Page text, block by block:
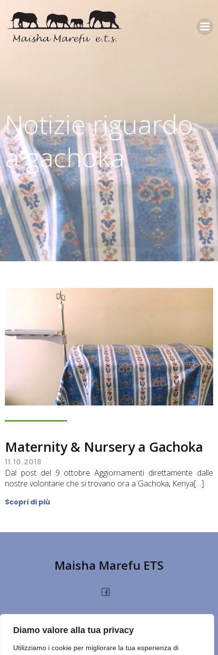
Diamo valore alla tua privacy
Utilizziamo i cookie per migliorare la tua esperienza di
Notizie riguardo
a gachoka
Maternity & Nursery a Gachoka
11.10.2018
Dal post del 9 ottobre Aggiornamenti direttamente dalle
nostre volontarie che si trovano ora a Gachoka, Kenya[…]
Scopri di più
Maisha Marefu ETS
HOMECHI SIAMOPROGETTINOTIZIEPRIVACY POLICY
TERMINI D’USOCONTATTIREPORT CERCA SUL SITONOTE